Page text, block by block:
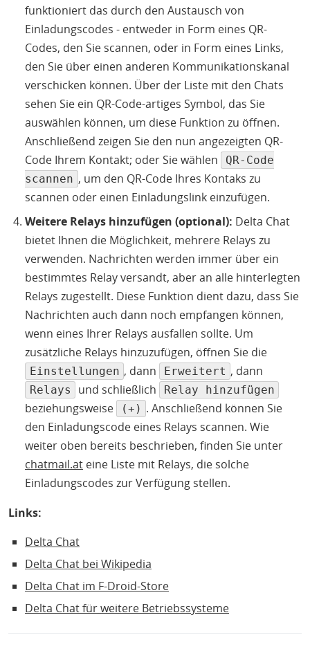
funktioniert das durch den Austausch von
Einladungscodes - entweder in Form eines QR-
Codes, den Sie scannen, oder in Form eines Links,
den Sie über einen anderen Kommunikationskanal
verschicken können. Über der Liste mit den Chats
sehen Sie ein QR-Code-artiges Symbol, das Sie
auswählen können, um diese Funktion zu öffnen.
Anschließend zeigen Sie den nun angezeigten QR-
Code Ihrem Kontakt; oder Sie wählen
QR-Code
scannen , um den QR-Code Ihres Kontaks zu
scannen oder einen Einladungslink einzufügen.
Weitere Relays hinzufügen (optional): Delta Chat
bietet Ihnen die Möglichkeit, mehrere Relays zu
verwenden. Nachrichten werden immer über ein
bestimmtes Relay versandt, aber an alle hinterlegten
Relays zugestellt. Diese Funktion dient dazu, dass Sie
Nachrichten auch dann noch empfangen können,
wenn eines Ihrer Relays ausfallen sollte. Um
zusätzliche Relays hinzuzufügen, öffnen Sie die
Einstellungen , dann Erweitert , dann
Relays und schließlich Relay hinzufügen
beziehungsweise (+) . Anschließend können Sie
den Einladungscode eines Relays scannen. Wie
weiter oben bereits beschrieben, finden Sie unter
chatmail.at eine Liste mit Relays, die solche
Einladungscodes zur Verfügung stellen.
Links:
Delta Chat
Delta Chat bei Wikipedia
Delta Chat im F-Droid-Store
Delta Chat für weitere Betriebssysteme